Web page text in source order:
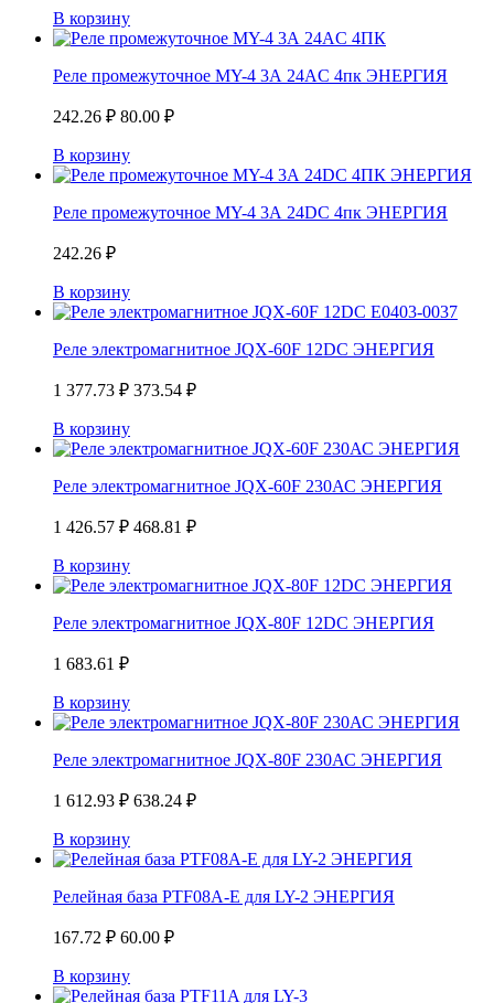
В корзину
Реле промежуточное MY-4 3А 24AC 4пк ЭНЕРГИЯ
242.26 ₽ 80.00 ₽
В корзину
Реле промежуточное MY-4 3А 24DC 4пк ЭНЕРГИЯ
242.26 ₽
В корзину
Реле электромагнитное JQX-60F 12DС ЭНЕРГИЯ
1 377.73 ₽ 373.54 ₽
В корзину
Реле электромагнитное JQX-60F 230АС ЭНЕРГИЯ
1 426.57 ₽ 468.81 ₽
В корзину
Реле электромагнитное JQX-80F 12DС ЭНЕРГИЯ
1 683.61 ₽
В корзину
Реле электромагнитное JQX-80F 230АС ЭНЕРГИЯ
1 612.93 ₽ 638.24 ₽
В корзину
Релейная база PTF08A-E для LY-2 ЭНЕРГИЯ
167.72 ₽ 60.00 ₽
В корзину